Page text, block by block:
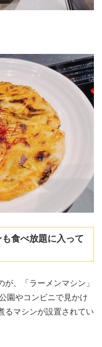
食べ放題に入って
、「ラーメンマシン」
園やコンビニで見かけ
るマシンが設置されてい